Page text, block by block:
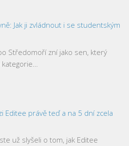
Jak ji zvládnout i se studentským
Středomoří zní jako sen, který
Editee právě teď a na 5 dní zcela
už slyšeli o tom, jak Editee